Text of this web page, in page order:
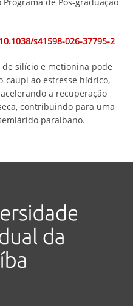
s41598-026-37795-2
silício e metionina pode
caupi ao estresse hídrico,
a recuperação
contribuindo para uma
paraibano.